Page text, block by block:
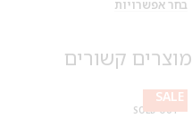
בחר אפשרויות
מוצרים קשורים
SALE
SOLD OUT
SALE